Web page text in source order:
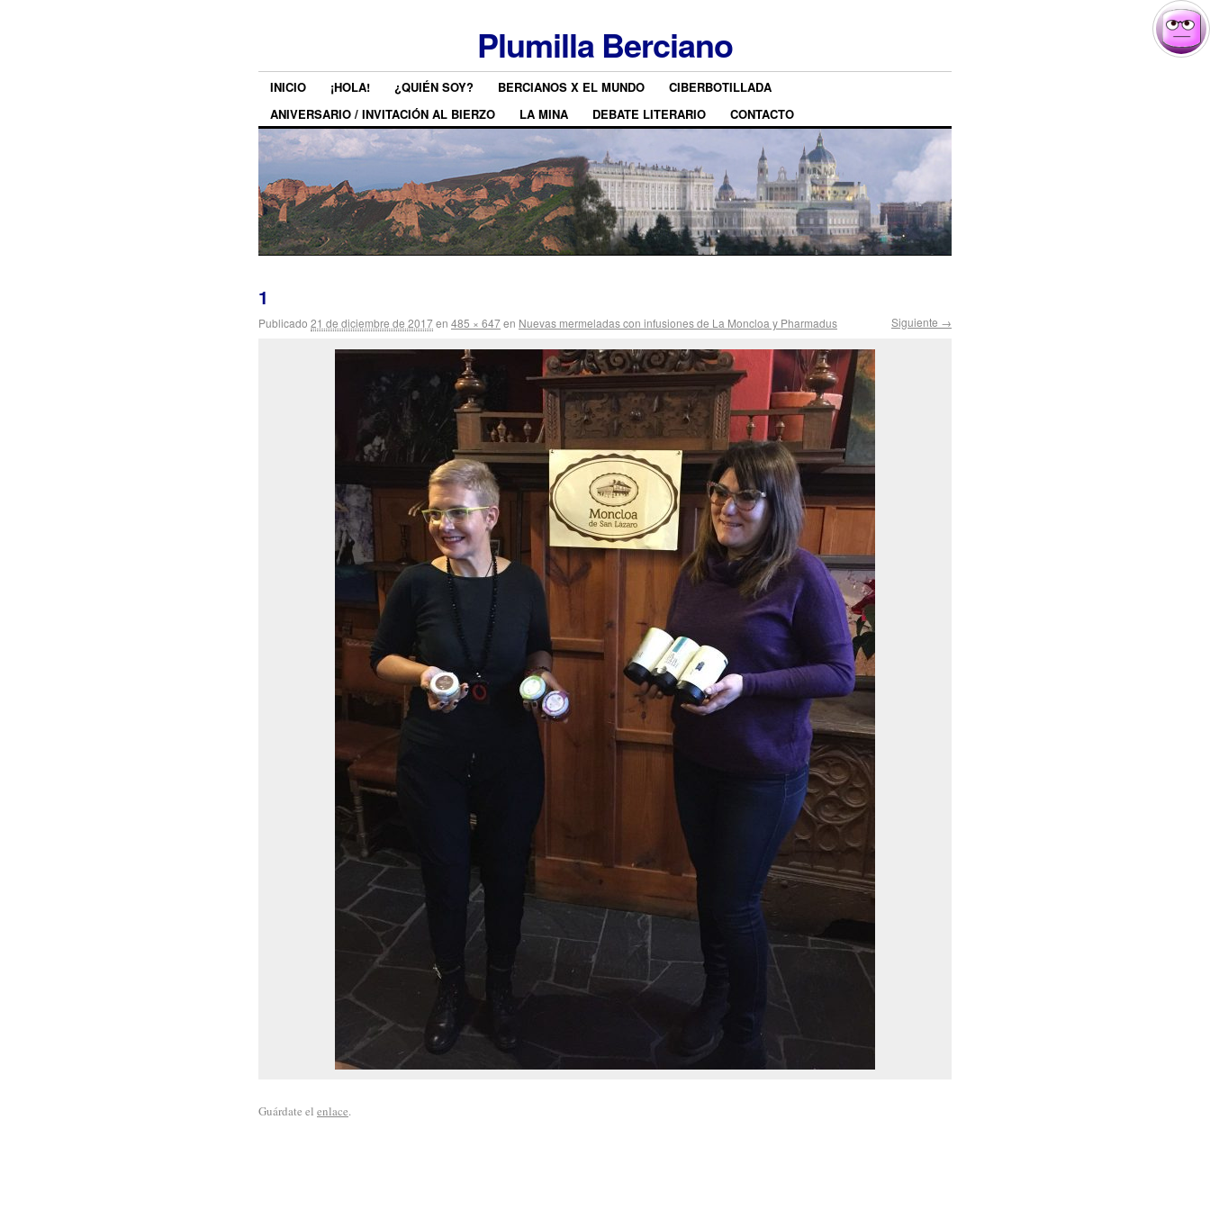
Plumilla Berciano
INICIO ¡HOLA! ¿QUIÉN SOY? BERCIANOS X EL MUNDO
CIBERBOTILLADA
ANIVERSARIO / INVITACIÓN AL BIERZO
LA MINA DEBATE LITERARIO CONTACTO
1
Publicado 21 de diciembre de 2017en 485 × 647en Nuevas mermeladas con infusiones de La Moncloa y Pharmadus Siguiente →
Guárdate el enlace.